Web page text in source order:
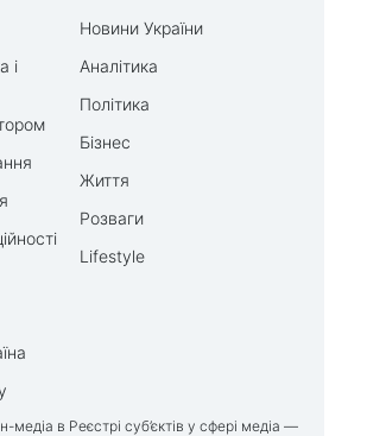
і
Новини України
Аналітика
Політика
Бізнес
Життя
Розваги
Lifestyle
медіа в Реєстрі суб’єктів у сфері медіа —